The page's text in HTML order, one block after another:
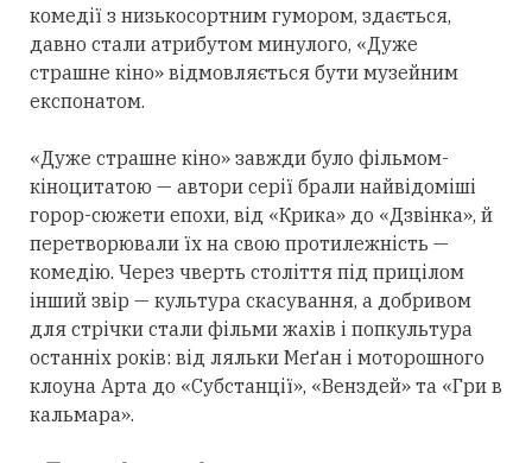
комедії з низькосортним гумором, здається,
давно стали атрибутом минулого, «Дуже
страшне кіно» відмовляється бути музейним
експонатом.
«Дуже страшне кіно» завжди було фільмом-
кіноцитатою — автори серії брали найвідоміші
горор-сюжети епохи, від «Крика» до «Дзвінка», й
перетворювали їх на свою протилежність —
комедію. Через чверть століття під прицілом
інший звір — культура скасування, а добривом
для стрічки стали фільми жахів і попкультура
останніх років: від ляльки Меґан і моторошного
клоуна Арта до «Субстанції», «Венздей» та «Гри в
кальмара».